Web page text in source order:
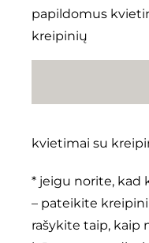
papildomus
kreipinių
kvietimai su
* jeigu norite, kad
– pateikite
rašykite taip, kaip